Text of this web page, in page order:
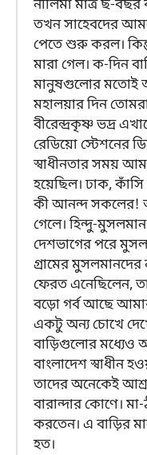
নীলিমা মাত্র ছ-
তখন সাহেবদের
পেতে শুরু করল।
মারা গেল। ক-দিন
মানুষগুলোর মতোই
মহালয়ার দিন
বীরেন্দ্রকৃষ্ণ ভদ্র
রেডিয়ো স্টেশনের
স্বাধীনতার সময়
হয়েছিল। ঢাক,
কী আনন্দ সকলের!
গেলে। হিন্দু-
দেশভাগের পরে
গ্রামের
ফেরত এনেছিলেন,
বড়ো গর্ব আছে
একটু অন্য চোখে
বাড়িগুলোর মধ্যেও
বাংলাদেশ স্বাধীন
তাদের অনেকেই
বারান্দার কোণে।
করতেন। এ বাড়ির
হত।